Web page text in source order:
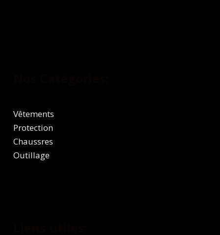
Vêtements
Protection
Chaussres
Outillage